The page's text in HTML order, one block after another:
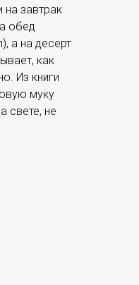
завтрак
обед
а на десерт
как
Из книги
муку
свете, не